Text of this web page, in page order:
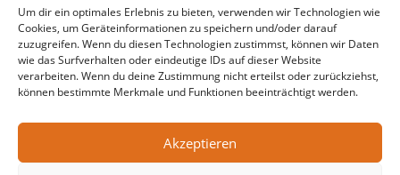
Um dir ein optimales Erlebnis zu bieten, verwenden wir Technologien wie
Cookies, um Geräteinformationen zu speichern und/oder darauf
zuzugreifen. Wenn du diesen Technologien zustimmst, können wir Daten
wie das Surfverhalten oder eindeutige IDs auf dieser Website
verarbeiten. Wenn du deine Zustimmung nicht erteilst oder zurückziehst,
können bestimmte Merkmale und Funktionen beeinträchtigt werden.
Akzeptieren
September 2020
August 2020
Juli 2020